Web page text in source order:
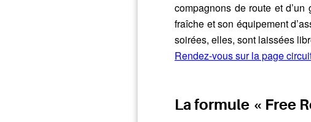
compagnons de route et
fraîche et son équipement
soirées, elles, sont laissées
Rendez-vous sur la page
La formule « Free